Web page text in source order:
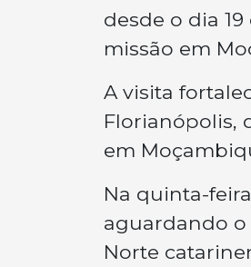
desde o dia
missão em
A visita
Florianópolis,
em
Na quinta-
aguardando o
Norte